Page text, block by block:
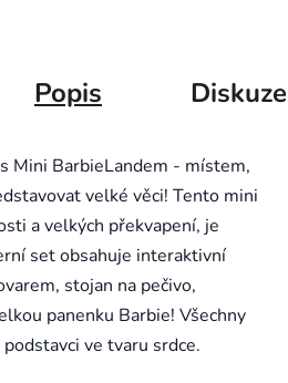
Popis Diskuze
Mini BarbieLandem - místem,
velké věci! Tento mini
a velkých překvapení, je
set obsahuje interaktivní
stojan na pečivo,
panenku Barbie! Všechny
ve tvaru srdce.